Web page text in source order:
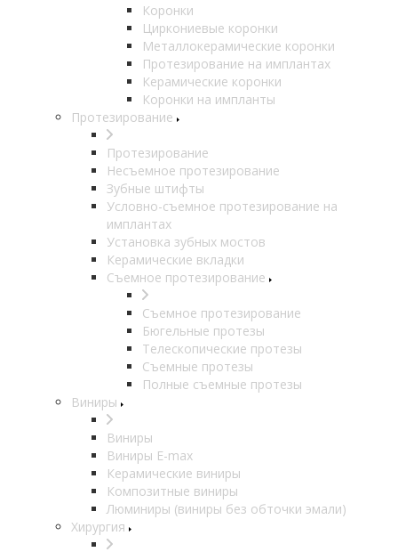
Коронки
Циркониевые коронки
Металлокерамические коронки
Протезирование на имплантах
Керамические коронки
Коронки на импланты
Протезирование
Протезирование
Несъемное протезирование
Зубные штифты
Условно-съемное протезирование на
имплантах
Установка зубных мостов
Керамические вкладки
Съемное протезирование
Съемное протезирование
Бюгельные протезы
Телескопические протезы
Съемные протезы
Полные съемные протезы
Виниры
Виниры
Виниры E-max
Керамические виниры
Композитные виниры
Люминиры (виниры без обточки эмали)
Хирургия